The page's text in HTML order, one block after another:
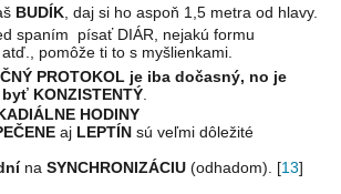
BUDÍK, daj si ho aspoň 1,5 metra od hlavy.
spaním písať DIÁR, nejakú formu
pomôže ti to s myšlienkami.
PROTOKOL je iba dočasný, no je
KONZISTENTÝ
HODINY
aj LEPTÍNsú veľmi dôležité
na SYNCHRONIZÁCIU(odhadom). [13]